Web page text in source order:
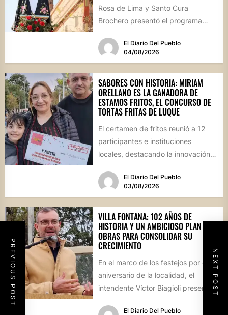
PREVIOUS POST NEXT POST
Rosa de Lima y Santo Cura
Brochero presentó el programa
El Diario Del Pueblo
04/08/2026
SABORES CON HISTORIA: MIRIAM
ORELLANO ES LA GANADORA DE
ESTAMOS FRITOS, EL CONCURSO DE
TORTAS FRITAS DE LUQUE
El certamen de fritos reunió a 12
participantes e instituciones
locales, destacando la innovación
El Diario Del Pueblo
03/08/2026
VILLA FONTANA: 102 AÑOS DE
HISTORIA Y UN AMBICIOSO PLAN DE
OBRAS PARA CONSOLIDAR SU
CRECIMIENTO
En el marco de los festejos por el
aniversario de la localidad, el
intendente Víctor Biagioli presentó
El Diario Del Pueblo